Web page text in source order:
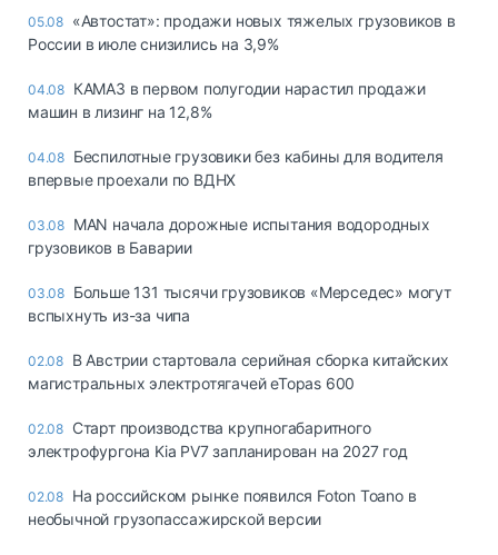
05.08 «Автостат»: продажи новых тяжелых грузовиков в
России в июле снизились на 3,9%
04.08 КАМАЗ в первом полугодии нарастил продажи
машин в лизинг на 12,8%
04.08 Беспилотные грузовики без кабины для водителя
впервые проехали по ВДНХ
03.08 MAN начала дорожные испытания водородных
грузовиков в Баварии
03.08 Больше 131 тысячи грузовиков «Мерседес» могут
вспыхнуть из-за чипа
02.08 В Австрии стартовала серийная сборка китайских
магистральных электротягачей eTopas 600
02.08 Старт производства крупногабаритного
электрофургона Kia PV7 запланирован на 2027 год
02.08 На российском рынке появился Foton Toano в
необычной грузопассажирской версии